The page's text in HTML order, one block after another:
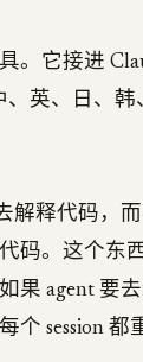
它接进
、英、日、
解释代码，
码。这个东
果 agent 要
session 都